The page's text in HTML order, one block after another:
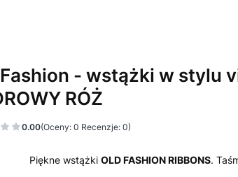
- wstążki w stylu
RÓŻ
0.00(Oceny: 0 Recenzje: 0)
Piękne wstążki OLD FASHION RIBBONS.